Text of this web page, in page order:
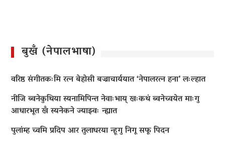
बुखँ (नेपालभाषा)
वरिष्ठ संगीतकःमि रत्न बेहोसी बज्राचार्ययात ‘नेपालरत्न हना’ लःल्हात
नीजि ब्वनेकुथिया स्यनामिपिन्त नेवाःभाय् खःकथं ब्वनेच्वयेत माःगु
आधारभूत खँ स्यनेकने ज्याझ्वः न्ह्यात
पुलांम्ह च्वमि प्रदिप आर तुलाधरया न्हूगु निगू सफू पिदन